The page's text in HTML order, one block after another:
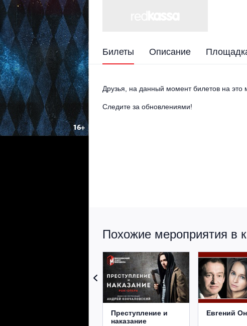
Билеты Описание
Друзья, на данный момент билетов на это
Следите за обновлениями!
Похожие мероприятия в
Преступление и
наказание
Евгений